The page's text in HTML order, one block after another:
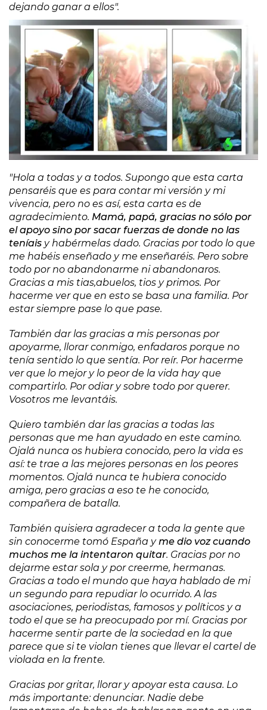
dejando ganar a ellos".
Con el título 'De victima a superviviente y de ahí a
mujer valiente', esta es la carta íntegra:
"Hola a todas y a todos. Supongo que esta carta
pensaréis que es para contar mi versión y mi
vivencia, pero no es así, esta carta es de
agradecimiento. Mamá, papá, gracias no sólo por
el apoyo sino por sacar fuerzas de donde no las
teníais y habérmelas dado. Gracias por todo lo que
me habéis enseñado y me enseñaréis. Pero sobre
todo por no abandonarme ni abandonaros.
Gracias a mis tias,abuelos, tios y primos. Por
hacerme ver que en esto se basa una familia. Por
estar siempre pase lo que pase.
También dar las gracias a mis personas por
apoyarme, llorar conmigo, enfadaros porque no
tenía sentido lo que sentía. Por reír. Por hacerme
ver que lo mejor y lo peor de la vida hay que
compartirlo. Por odiar y sobre todo por querer.
Vosotros me levantáis.
Quiero también dar las gracias a todas las
personas que me han ayudado en este camino.
Ojalá nunca os hubiera conocido, pero la vida es
así: te trae a las mejores personas en los peores
momentos. Ojalá nunca te hubiera conocido
amiga, pero gracias a eso te he conocido,
compañera de batalla.
También quisiera agradecer a toda la gente que
sin conocerme tomó España yme dio voz cuando
muchos me la intentaron quitar. Gracias por no
dejarme estar sola y por creerme, hermanas.
Gracias a todo el mundo que haya hablado de mi
un segundo para repudiar lo ocurrido. A las
asociaciones, periodistas, famosos y políticos y a
todo el que se ha preocupado por mí. Gracias por
hacerme sentir parte de la sociedad en la que
parece que si te violan tienes que llevar el cartel de
violada en la frente.
Gracias por gritar, llorar y apoyar esta causa. Lo
más importante: denunciar. Nadie debe